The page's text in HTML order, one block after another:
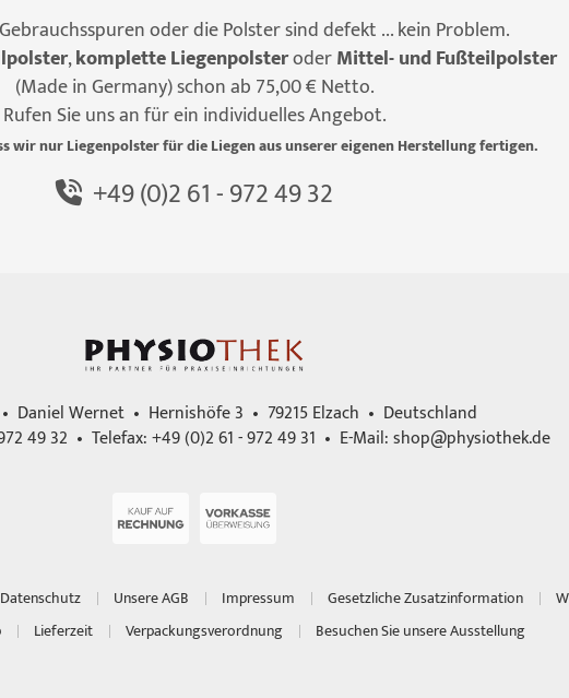
oder die Polster sind defekt ... kein Problem.
,komplette LiegenpolsteroderMittel- und Fußteilpolster
(Made in Germany) schon ab 75,00 € Netto.
Rufen Sie uns an für ein individuelles Angebot.
wir nur Liegenpolster für die Liegen aus unserer eigenen Herstellung fertigen.
+49 (0)2 61 - 972 49 32
Daniel Wernet • Hernishöfe 3 • 79215 Elzach • Deutschland
49 32 • Telefax: +49 (0)2 61 - 972 49 31 • E-Mail:shop@physiothek.de
Unsere AGB Impressum Gesetzliche Zusatzinformation
Lieferzeit Verpackungsverordnung Besuchen Sie unsere Ausstellung